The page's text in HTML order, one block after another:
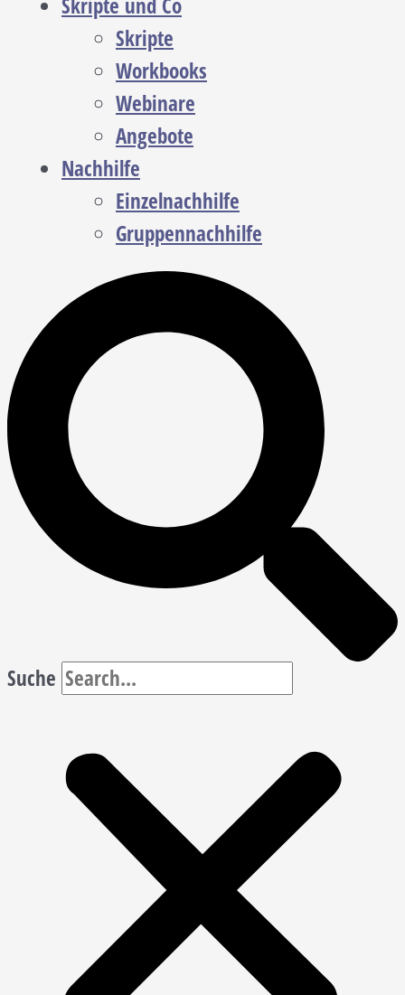
Skripte und Co
Skripte
Workbooks
Webinare
Angebote
Nachhilfe
Einzelnachhilfe
Gruppennachhilfe
Suche